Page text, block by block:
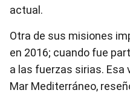
actual.
Otra de sus misiones
en 2016; cuando fue
a las fuerzas sirias. Esa
Mar Mediterráneo,